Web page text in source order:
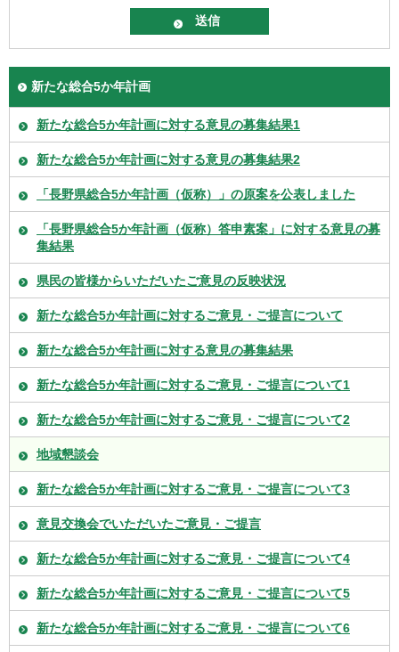
新たな総合5か年計画
新たな総合5か年計画に対する意見の募集結果1
新たな総合5か年計画に対する意見の募集結果2
「長野県総合5か年計画（仮称）」の原案を公表しました
「長野県総合5か年計画（仮称）答申素案」に対する意見の募
集結果
県民の皆様からいただいたご意見の反映状況
新たな総合5か年計画に対するご意見・ご提言について
新たな総合5か年計画に対する意見の募集結果
新たな総合5か年計画に対するご意見・ご提言について1
新たな総合5か年計画に対するご意見・ご提言について2
地域懇談会
新たな総合5か年計画に対するご意見・ご提言について3
意見交換会でいただいたご意見・ご提言
新たな総合5か年計画に対するご意見・ご提言について4
新たな総合5か年計画に対するご意見・ご提言について5
新たな総合5か年計画に対するご意見・ご提言について6